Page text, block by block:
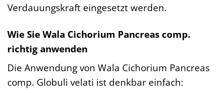
Verdauungskraft eingesetzt werden.
Wie Sie Wala Cichorium Pancreas comp.
richtig anwenden
Die Anwendung von Wala Cichorium Pancreas
comp. Globuli velati ist denkbar einfach: